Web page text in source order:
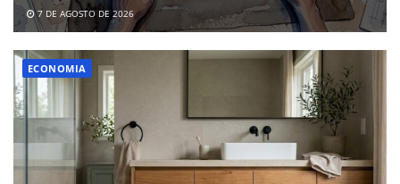
7 DE AGOSTO DE 2026
ECONOMIA